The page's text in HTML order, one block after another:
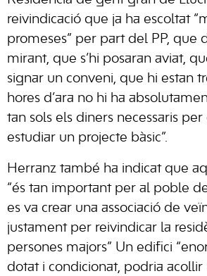
reivindicació que ja ha escoltat
promeses” per part del PP, que
mirant, que s’hi posaran aviat,
signar un conveni, que hi estan
hores d’ara no hi ha
tan sols els diners necessaris
estudiar un projecte bàsic”.
Herranz també ha indicat que
“és tan important per al poble
es va crear una associació de
justament per reivindicar la
persones majors” Un edifici
dotat i condicionat, podria acollir